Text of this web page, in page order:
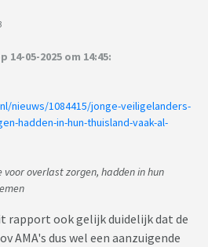
05-2025 om 14:45:
nieuws/1084415/jonge-veiligelanders-
hadden-in-hun-thuisland-vaak-al-
voor overlast zorgen, hadden in hun
rapport ook gelijk duidelijk dat de
AMA's dus wel een aanzuigende